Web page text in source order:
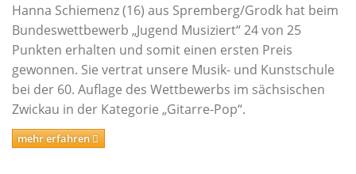
Hanna Schiemenz (16) aus Spremberg/Grodk hat beim
Bundeswettbewerb „Jugend Musiziert“ 24 von 25
Punkten erhalten und somit einen ersten Preis
gewonnen. Sie vertrat unsere Musik- und Kunstschule
bei der 60. Auflage des Wettbewerbs im sächsischen
Zwickau in der Kategorie „Gitarre-Pop“.
mehr erfahren